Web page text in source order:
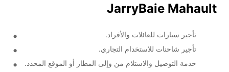
JarryBaie Mahault
تأجير سيارات للعائلات والأفراد.
تأجير شاحنات للاستخدام التجاري.
خدمة التوصيل والاستلام من وإلى المطار أو الموقع المحدد.